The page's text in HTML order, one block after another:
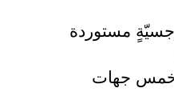
مستوردة
جهات